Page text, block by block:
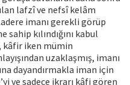
lafzî ve nefsî kelâm
imanı gerekli görüp
kılındığını kabul
kâfir iken mümin
uzaklaşmış, imanı
dayandırmakla iman için
ve sadece ikrarı kâfi gören